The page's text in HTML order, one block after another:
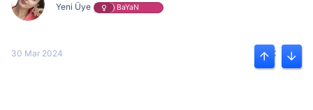
Yeni Üye BaYaN
30 Mar 2024 #15
Üst Alt